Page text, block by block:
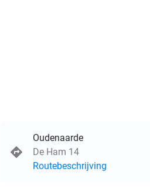
Oudenaarde
De Ham 14
Routebeschrijving